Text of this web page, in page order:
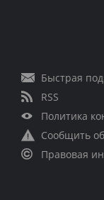
Быстрая
RSS
Политика
Сообщить
Правовая